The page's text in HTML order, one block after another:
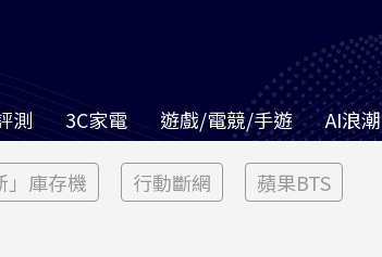
測 3C家電 遊戲/電競/手遊 AI浪潮
」庫存機 行動斷網 蘋果BTS